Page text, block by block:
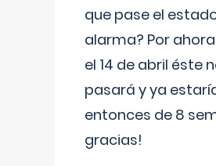
que pase el
alarma? Por
el 14 de abril éste
pasará y ya
entonces de 8
gracias!